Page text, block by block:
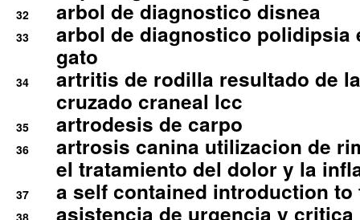
32 arbol de diagnostico disnea
33
arbol de diagnostico polidipsia
gato
34
artritis de rodilla resultado de
cruzado craneal lcc
35 artrodesis de carpo
36
artrosis canina utilizacion de
el tratamiento del dolor y la
37 a self contained introduction
asistencia de urgencia y